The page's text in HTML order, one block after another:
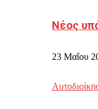
Νέος
23 Μαΐου